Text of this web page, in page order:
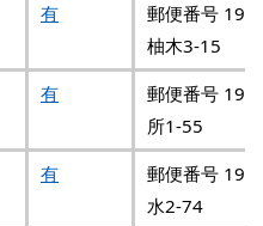
有
郵便番号
柚木3-15
有
郵便番号
所1-55
有
郵便番号
水2-74